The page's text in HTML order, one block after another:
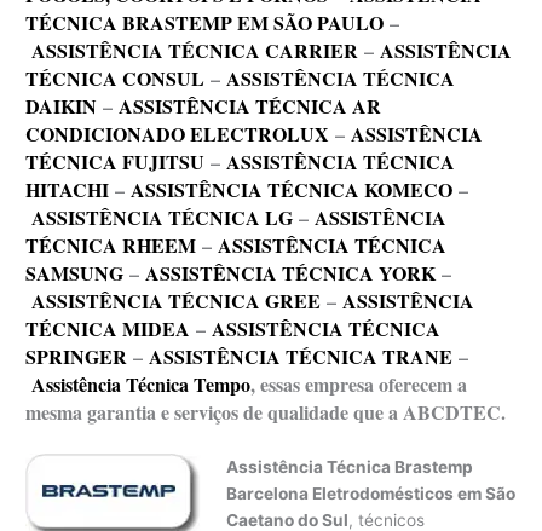
TÉCNICA BRASTEMP EM SÃO PAULO –
ASSISTÊNCIA TÉCNICA CARRIER –ASSISTÊNCIA
TÉCNICA CONSUL –ASSISTÊNCIA TÉCNICA
DAIKIN –ASSISTÊNCIA TÉCNICA AR
CONDICIONADO ELECTROLUX –ASSISTÊNCIA
TÉCNICA FUJITSU –ASSISTÊNCIA TÉCNICA
HITACHI –ASSISTÊNCIA TÉCNICA KOMECO –
ASSISTÊNCIA TÉCNICA LG –ASSISTÊNCIA
TÉCNICA RHEEM –ASSISTÊNCIA TÉCNICA
SAMSUNG –ASSISTÊNCIA TÉCNICA YORK–
ASSISTÊNCIA TÉCNICA GREE –ASSISTÊNCIA
TÉCNICA MIDEA –ASSISTÊNCIA TÉCNICA
SPRINGER –ASSISTÊNCIA TÉCNICA TRANE –
Assistência Técnica Tempo, essas empresa oferecem a
mesma garantia e serviços de qualidade que a ABCDTEC.
Assistência Técnica Brastemp
Barcelona Eletrodomésticos em São
Caetano do Sul, técnicos